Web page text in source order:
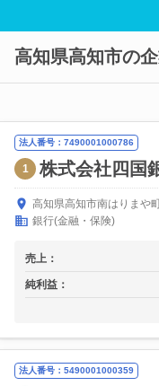
高知県高知市の
法人番号：7490001000786
1 株式会社四国
高知県高知市南はりまや
銀行(金融・保険)
売上：
純利益：
法人番号：5490001000359